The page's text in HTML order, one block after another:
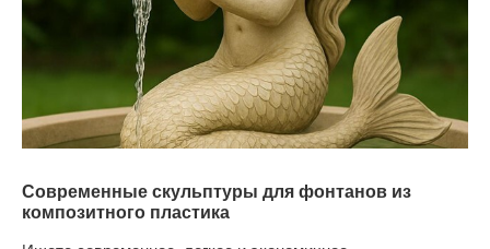
Современные скульптуры для фонтанов из
композитного пластика